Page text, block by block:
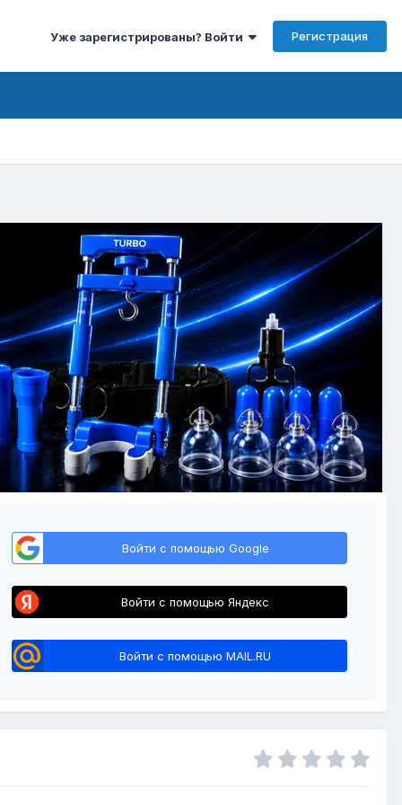
Уже зарегистрированы? Войти Регистрация
Войти с помощью Google
Войти с помощью Яндекс
Войти с помощью MAIL.RU